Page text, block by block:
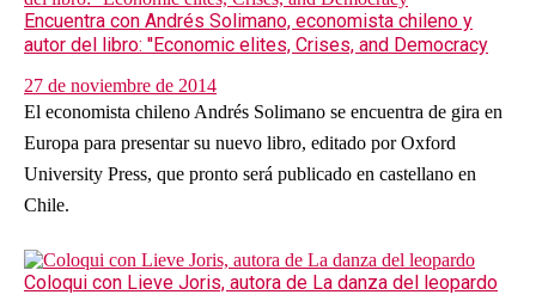
Encuentra con Andrés Solimano, economista chileno y
autor del libro: ''Economic elites, Crises, and Democracy
27 de noviembre de 2014
El economista chileno Andrés Solimano se encuentra de gira en
Europa para presentar su nuevo libro, editado por Oxford
University Press, que pronto será publicado en castellano en
Chile.
Coloqui con Lieve Joris, autora de La danza del leopardo